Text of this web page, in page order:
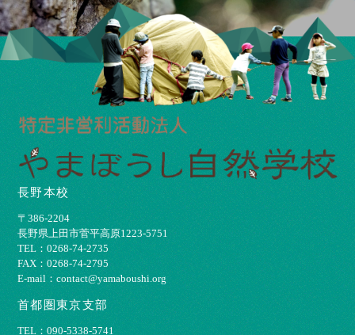
長野本校
〒386-2204
⻑野県上⽥市菅平⾼原1223-5751
TEL：0268-74-2735
FAX：0268-74-2795
E-mail：contact@yamaboushi.org
首都圏東京支部
TEL：090-5338-5741